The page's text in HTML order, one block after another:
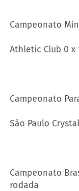
Campeonato
Athletic Club 0 x
Campeonato
São Paulo
Campeonato
rodada